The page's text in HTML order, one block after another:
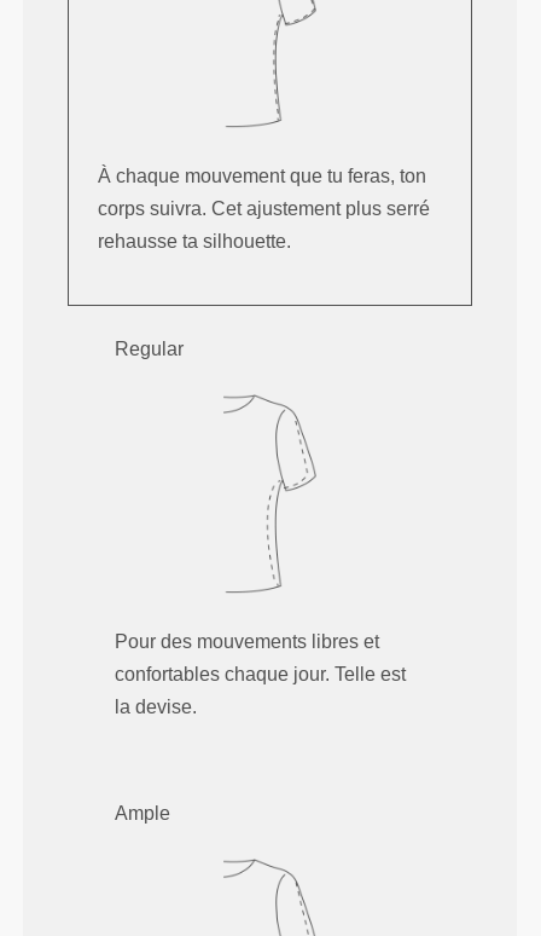
À chaque mouvement que tu feras, ton
corps suivra. Cet ajustement plus serré
rehausse ta silhouette.
Regular
Pour des mouvements libres et
confortables chaque jour. Telle est
la devise.
Ample